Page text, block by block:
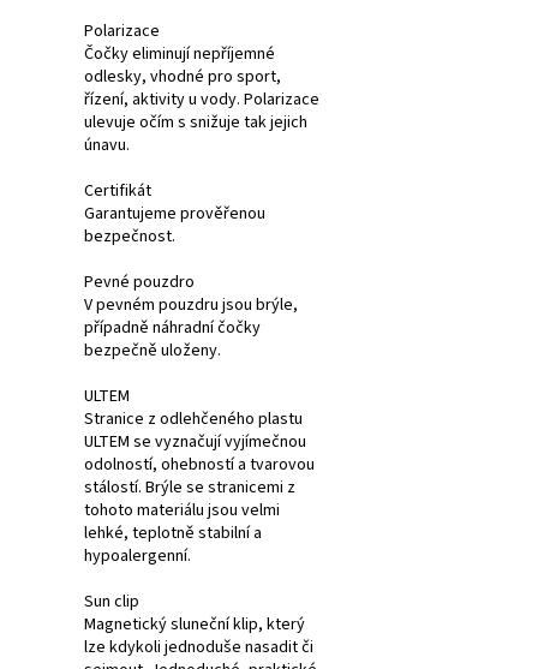
Polarizace
Čočky eliminují nepříjemné
odlesky, vhodné pro sport,
řízení, aktivity u vody. Polarizace
ulevuje očím s snižuje tak jejich
únavu.
Certifikát
Garantujeme prověřenou
bezpečnost.
Pevné pouzdro
V pevném pouzdru jsou brýle,
případně náhradní čočky
bezpečně uloženy.
ULTEM
Stranice z odlehčeného plastu
ULTEM se vyznačují vyjímečnou
odolností, ohebností a tvarovou
stálostí. Brýle se stranicemi z
tohoto materiálu jsou velmi
lehké, teplotně stabilní a
hypoalergenní.
Sun clip
Magnetický sluneční klip, který
lze kdykoli jednoduše nasadit či